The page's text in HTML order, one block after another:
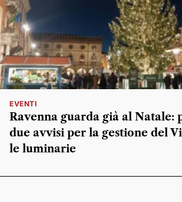
EVENTI
Ravenna guarda già al Natale:
due avvisi per la gestione del
le luminarie